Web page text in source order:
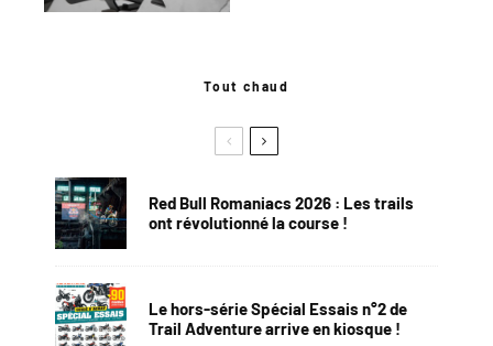
Tout chaud
Red Bull Romaniacs 2026 : Les trails
ont révolutionné la course !
Le hors-série Spécial Essais n°2 de
Trail Adventure arrive en kiosque !